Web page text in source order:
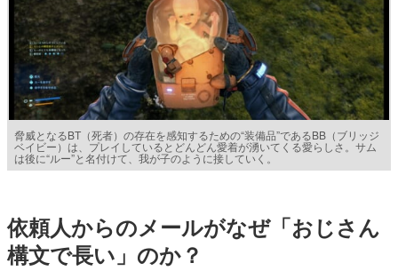
脅威となるBT（死者）の存在を感知するための“装備品”であるBB（ブリッジ
ベイビー）は、プレイしているとどんどん愛着が湧いてくる愛らしさ。サム
は後に“ルー”と名付けて、我が子のように接していく。
依頼人からのメールがなぜ「おじさん
構文で長い」のか？